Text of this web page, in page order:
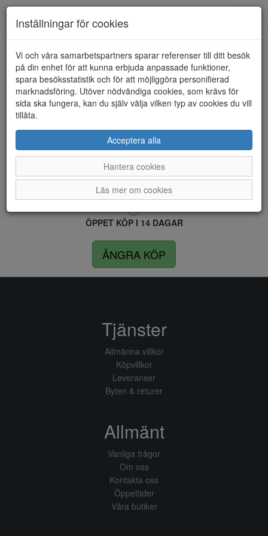
HEM RIEKER
Kunde inte hitta några artiklar...
LEVERANS INOM 4 DAGAR INOM SVERIGE
FRI FRAKT VID KÖP ÖVER 1.500 KR
ÖPPET KÖP I 14 DAGAR
ÅNGRA KÖP
Inställningar för cookies
Vi och våra samarbetspartners sparar referenser till ditt besök
på din enhet för att kunna erbjuda anpassade funktioner,
spara besöksstatistik och för att möjliggöra personifierad
marknadsföring. Utöver nödvändiga cookies, som krävs för
sida ska fungera, kan du själv välja vilken typ av cookies du vill
tillåta.
Acceptera alla
Hantera cookies
Läs mer om cookies
Tjänster
Allmänna villkor
Köpvillkor
Leveranser
Byten & returer
Allmänt
Vanliga frågor
Om oss
Kontakta oss
Öppettider
Våra butiker